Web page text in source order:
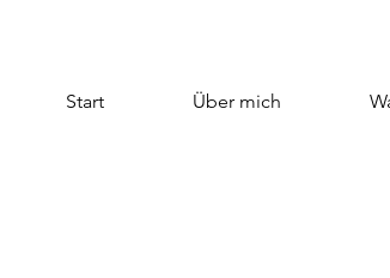
Start Über mich